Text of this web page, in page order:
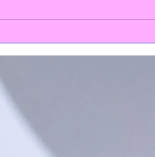
Kamishibai de Fernández del Riego